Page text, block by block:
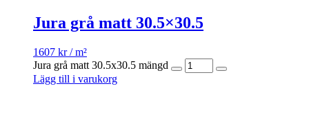
Jura grå matt 30.5×30.5
1607 kr/ m²
Jura grå matt 30.5x30.5 mängd
Lägg till i varukorg